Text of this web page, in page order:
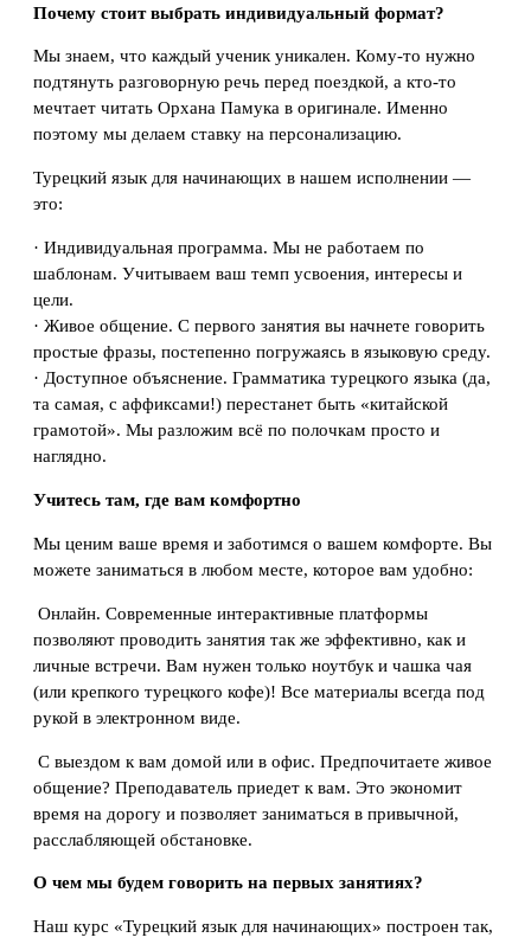
Почему стоит выбрать индивидуальный формат?
Мы знаем, что каждый ученик уникален. Кому-то нужно
подтянуть разговорную речь перед поездкой, а кто-то
мечтает читать Орхана Памука в оригинале. Именно
поэтому мы делаем ставку на персонализацию.
Турецкий язык для начинающих в нашем исполнении —
это:
· Индивидуальная программа. Мы не работаем по
шаблонам. Учитываем ваш темп усвоения, интересы и
цели.
· Живое общение. С первого занятия вы начнете говорить
простые фразы, постепенно погружаясь в языковую среду.
· Доступное объяснение. Грамматика турецкого языка (да,
та самая, с аффиксами!) перестанет быть «китайской
грамотой». Мы разложим всё по полочкам просто и
наглядно.
Учитесь там, где вам комфортно
Мы ценим ваше время и заботимся о вашем комфорте. Вы
можете заниматься в любом месте, которое вам удобно:
Онлайн. Современные интерактивные платформы
позволяют проводить занятия так же эффективно, как и
личные встречи. Вам нужен только ноутбук и чашка чая
(или крепкого турецкого кофе)! Все материалы всегда под
рукой в электронном виде.
С выездом к вам домой или в офис. Предпочитаете живое
общение? Преподаватель приедет к вам. Это экономит
время на дорогу и позволяет заниматься в привычной,
расслабляющей обстановке.
О чем мы будем говорить на первых занятиях?
Наш курс «Турецкий язык для начинающих» построен так,